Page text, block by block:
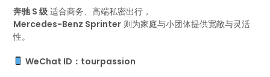
奔驰 S 级 适合商务、高端私密出行，
Mercedes-Benz Sprinter 则为家庭与小团体提供宽敞与灵活
性。
WeChat ID：tourpassion